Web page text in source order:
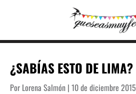
¿SABÍAS ESTO DE LIMA?
Por Lorena Salmón | 10 de diciembre 2015